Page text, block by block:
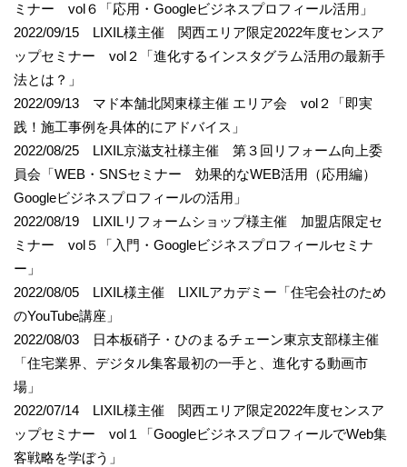
ミナー vol６「応用・Googleビジネスプロフィール活用」
2022/09/15 LIXIL様主催 関西エリア限定2022年度センスア
ップセミナー vol２「進化するインスタグラム活用の最新手
法とは？」
2022/09/13 マド本舗北関東様主催 エリア会 vol２「即実
践！施工事例を具体的にアドバイス」
2022/08/25 LIXIL京滋支社様主催 第３回リフォーム向上委
員会「WEB・SNSセミナー 効果的なWEB活用（応用編）
Googleビジネスプロフィールの活用」
2022/08/19 LIXILリフォームショップ様主催 加盟店限定セ
ミナー vol５「入門・Googleビジネスプロフィールセミナ
ー」
2022/08/05 LIXIL様主催 LIXILアカデミー「住宅会社のため
のYouTube講座」
2022/08/03 日本板硝子・ひのまるチェーン東京支部様主催
「住宅業界、デジタル集客最初の一手と、進化する動画市
場」
2022/07/14 LIXIL様主催 関西エリア限定2022年度センスア
ップセミナー vol１「GoogleビジネスプロフィールでWeb集
客戦略を学ぼう」